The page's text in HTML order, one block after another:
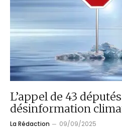
L’appel de 43
désinformation
La Rédaction 09/09/2025